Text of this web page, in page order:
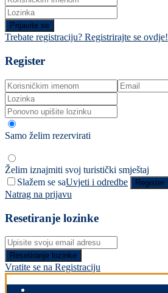
Prijavite se
Trebate registraciju? Registrirajte se ovdje!
Register
Samo želim rezervirati
Želim iznajmiti svoj turistički smještaj
Slažem se saUvjeti i odredbe Register
Natrag na prijavu
Resetiranje lozinke
Resetiranje lozinke
Vratite se na Registraciju